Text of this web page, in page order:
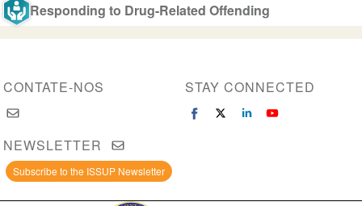
Responding to Drug-Related Offending
CONTATE-NOS STAY CONNECTED
NEWSLETTER
Subscribe to the ISSUP Newsletter